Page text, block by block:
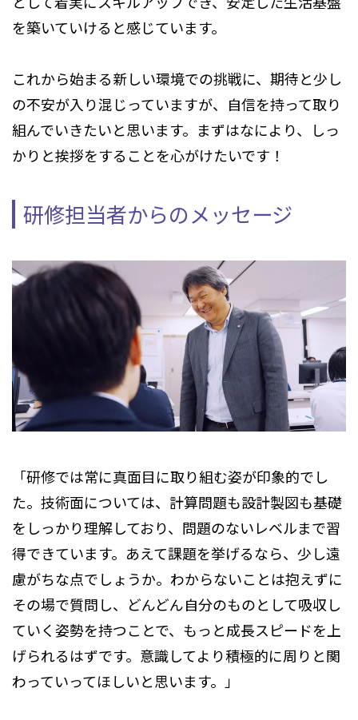
を築いていけると感じています。
これから始まる新しい環境での挑戦に、期待と少し
の不安が入り混じっていますが、自信を持って取り
組んでいきたいと思います。まずはなにより、しっ
かりと挨拶をすることを心がけたいです！
研修担当者からのメッセージ
「研修では常に真面目に取り組む姿が印象的でし
た。技術面については、計算問題も設計製図も基礎
をしっかり理解しており、問題のないレベルまで習
得できています。あえて課題を挙げるなら、少し遠
慮がちな点でしょうか。わからないことは抱えずに
その場で質問し、どんどん自分のものとして吸収し
ていく姿勢を持つことで、もっと成長スピードを上
げられるはずです。意識してより積極的に周りと関
わっていってほしいと思います。」